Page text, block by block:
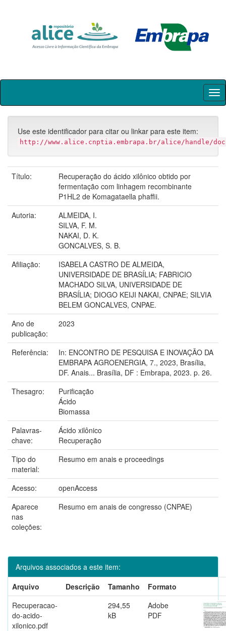
Skip
Use este identificador para citar ou linkar para este item:
http://www.alice.cnptia.embrapa.br/alice/handle/doc/
Título:
Recuperação do ácido xilônico obtido por
fermentação com linhagem recombinante
P1HL2 de Komagataella phaffii.
Autoria:
ALMEIDA, I.
SILVA, F. M.
NAKAI, D. K.
GONCALVES, S. B.
Afiliação:
ISABELA CASTRO DE ALMEIDA,
UNIVERSIDADE DE BRASÍLIA; FABRICIO
MACHADO SILVA, UNIVERSIDADE DE
BRASÍLIA; DIOGO KEIJI NAKAI, CNPAE; SILVIA
BELEM GONCALVES, CNPAE.
Ano de
publicação:
2023
Referência:
In: ENCONTRO DE PESQUISA E INOVAÇÃO DA
EMBRAPA AGROENERGIA, 7., 2023, Brasília,
DF. Anais... Brasília, DF : Embrapa, 2023. p. 26.
Thesagro:
Purificação
Ácido
Biomassa
Palavras-
chave:
Ácido xilônico
Recuperação
Tipo do
material:
Resumo em anais e proceedings
Acesso:
openAccess
Aparece
nas
coleções:
Resumo em anais de congresso (CNPAE)
Arquivos associados a este item:
Arquivo
Descrição Tamanho
Formato
Recuperacao-
do-acido-
xilonico.pdf
294,55
kB
Adobe
PDF